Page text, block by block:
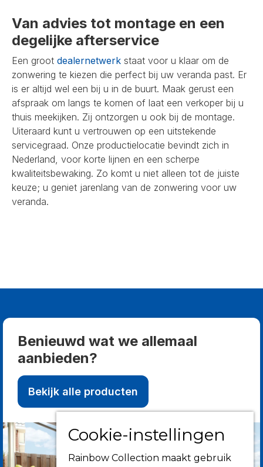
Van advies tot montage en een
degelijke afterservice
Een groot dealernetwerk staat voor u klaar om de
zonwering te kiezen die perfect bij uw veranda past. Er
is er altijd wel een bij u in de buurt. Maak gerust een
afspraak om langs te komen of laat een verkoper bij u
thuis meekijken. Zij ontzorgen u ook bij de montage.
Uiteraard kunt u vertrouwen op een uitstekende
servicegraad. Onze productielocatie bevindt zich in
Nederland, voor korte lijnen en een scherpe
kwaliteitsbewaking. Zo komt u niet alleen tot de juiste
keuze; u geniet jarenlang van de zonwering voor uw
veranda.
Benieuwd wat we allemaal
aanbieden?
Bekijk alle producten
Cookie-instellingen
Rainbow Collection maakt gebruik